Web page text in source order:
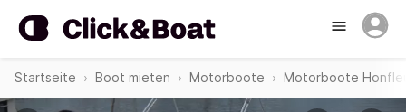
Startseite Boot mieten Motorboote Motorboote